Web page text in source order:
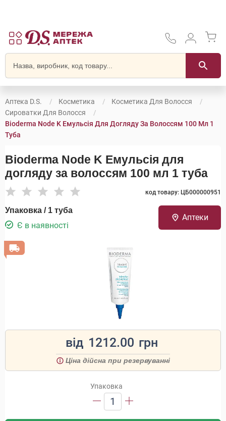
Аптека D.S. Косметика
Косметика Для Волосся
Сироватки Для Волосся
Bioderma Node K Емульсія Для Догляду За Волоссям 100 Мл 1
Туба
Bioderma Node K Емульсія для
догляду за волоссям 100 мл 1 туба
код товару: ЦБ000000951
Упаковка / 1 туба
Є в наявності
Аптеки
від 1212.00 грн
Ціна дійсна при резервуванні
Упаковка
1